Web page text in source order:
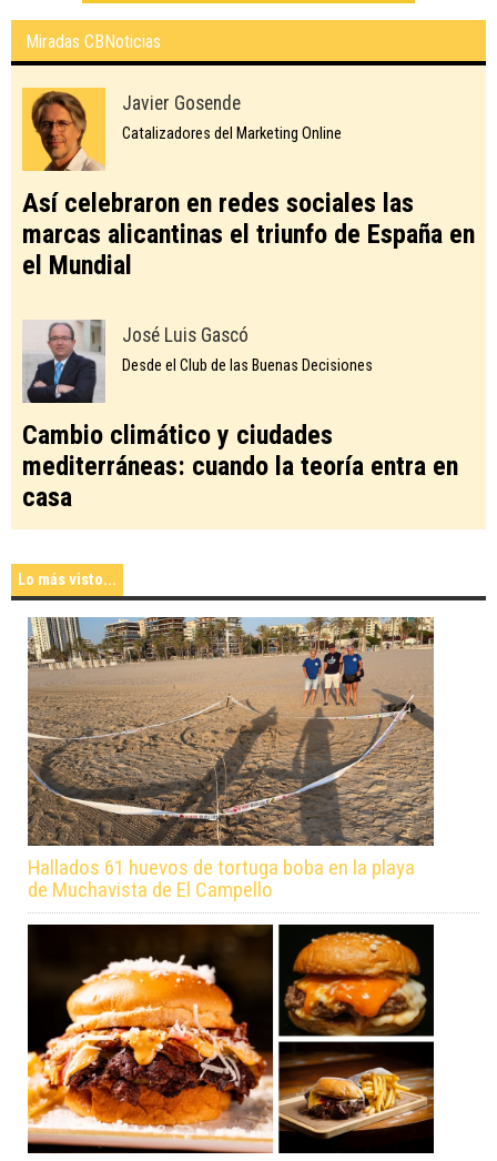
Miradas CBNoticias
Javier Gosende
Catalizadores del Marketing Online
Así celebraron en redes sociales las
marcas alicantinas el triunfo de España en
el Mundial
José Luis Gascó
Desde el Club de las Buenas Decisiones
Cambio climático y ciudades
mediterráneas: cuando la teoría entra en
casa
Lo más visto...
Hallados 61 huevos de tortuga boba en la playa
de Muchavista de El Campello